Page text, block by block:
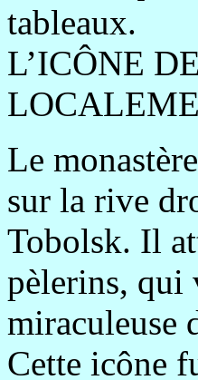
tableaux.
L’ICÔNE
Le
sur la rive
Tobolsk. Il
pèlerins, qui
miraculeuse
Cette icône